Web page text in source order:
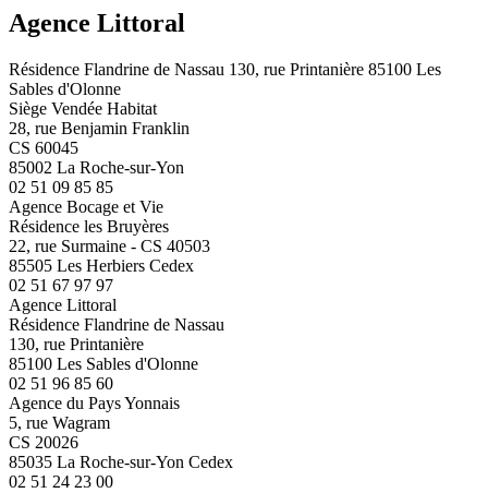
Agence Littoral
Résidence Flandrine de Nassau 130, rue Printanière 85100 Les
Sables d'Olonne
Siège Vendée Habitat
28, rue Benjamin Franklin
CS 60045
85002 La Roche-sur-Yon
02 51 09 85 85
Agence Bocage et Vie
Résidence les Bruyères
22, rue Surmaine - CS 40503
85505 Les Herbiers Cedex
02 51 67 97 97
Agence Littoral
Résidence Flandrine de Nassau
130, rue Printanière
85100 Les Sables d'Olonne
02 51 96 85 60
Agence du Pays Yonnais
5, rue Wagram
CS 20026
85035 La Roche-sur-Yon Cedex
02 51 24 23 00